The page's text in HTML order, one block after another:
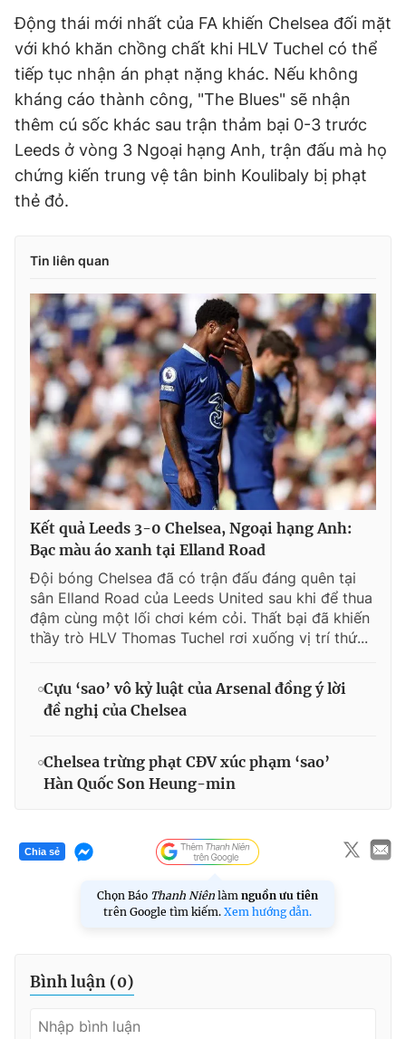
Động thái mới nhất của FA khiến Chelsea đối mặt
với khó khăn chồng chất khi HLV Tuchel có thể
tiếp tục nhận án phạt nặng khác. Nếu không
kháng cáo thành công, "The Blues" sẽ nhận
thêm cú sốc khác sau trận thảm bại 0-3 trước
Leeds ở vòng 3 Ngoại hạng Anh, trận đấu mà họ
chứng kiến trung vệ tân binh Koulibaly bị phạt
thẻ đỏ.
Tin liên quan
Kết quả Leeds 3-0 Chelsea, Ngoại hạng Anh:
Bạc màu áo xanh tại Elland Road
Đội bóng Chelsea đã có trận đấu đáng quên tại
sân Elland Road của Leeds United sau khi để thua
đậm cùng một lối chơi kém cỏi. Thất bại đã khiến
thầy trò HLV Thomas Tuchel rơi xuống vị trí thứ...
Cựu ‘sao’ vô kỷ luật của Arsenal đồng ý lời
đề nghị của Chelsea
Chelsea trừng phạt CĐV xúc phạm ‘sao’
Hàn Quốc Son Heung-min
Chia sẻ
Chọn Báo Thanh Niên làm nguồn ưu tiên
trên Google tìm kiếm. Xem hướng dẫn.
Bình luận (0)